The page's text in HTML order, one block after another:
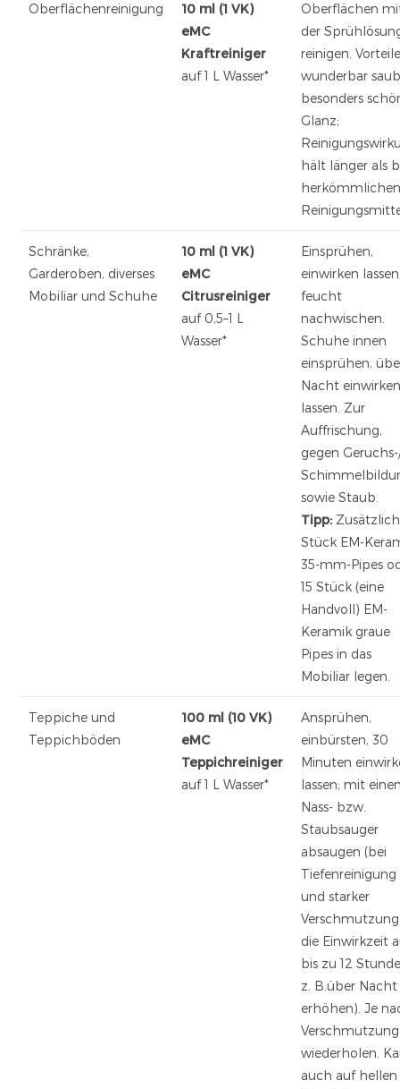
Oberflächenreinigung
10 ml (1 VK)
eMC
Kraftreiniger
auf 1 L Wasser*
Oberflächen
der
reinigen.
wunderbar
besonders
Glanz;
hält länger als
Schränke,
Garderoben, diverses
Mobiliar und Schuhe
10 ml (1 VK)
eMC
Citrusreiniger
auf 0,5–1 L
Wasser*
Einsprühen,
einwirken
feucht
nachwischen.
Schuhe innen
einsprühen,
Nacht
lassen. Zur
Auffrischung,
gegen
sowie Staub.
Tipp: Zusätzlich
Stück EM-
35-mm-Pipes
15 Stück (eine
Handvoll) EM-
Keramik graue
Pipes in das
Mobiliar legen.
Teppiche und
Teppichböden
100 ml (10 VK)
eMC
Teppichreiniger
auf 1 L Wasser*
Ansprühen,
einbürsten, 30
Minuten
lassen; mit
Nass- bzw.
Staubsauger
absaugen (bei
Tiefenreinigung
und starker
Verschmutzung
die Einwirkzeit
bis zu 12
z. B.über Nacht
erhöhen). Je
Verschmutzung
wiederholen.
auch auf hellen